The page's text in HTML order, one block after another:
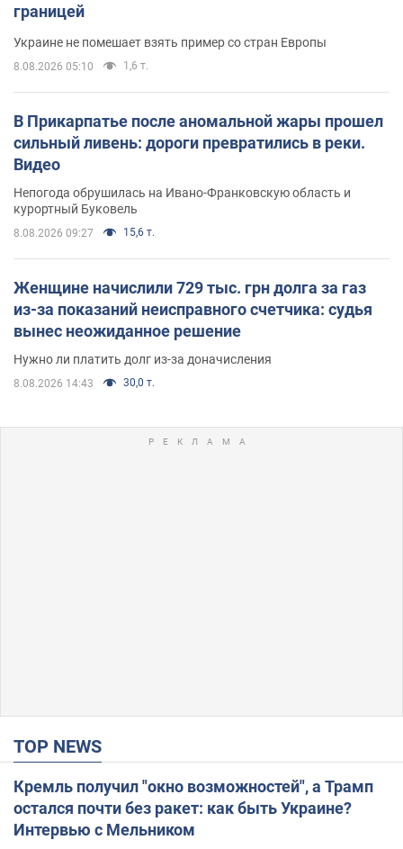
границей
Украине не помешает взять пример со стран Европы
8.08.2026 05:10 1,6 т.
В Прикарпатье после аномальной жары прошел
сильный ливень: дороги превратились в реки.
Видео
Непогода обрушилась на Ивано-Франковскую область и
курортный Буковель
8.08.2026 09:27 15,6 т.
Женщине начислили 729 тыс. грн долга за газ
из-за показаний неисправного счетчика: судья
вынес неожиданное решение
Нужно ли платить долг из-за доначисления
8.08.2026 14:43 30,0 т.
TOP NEWS
Кремль получил "окно возможностей", а Трамп
остался почти без ракет: как быть Украине?
Интервью с Мельником